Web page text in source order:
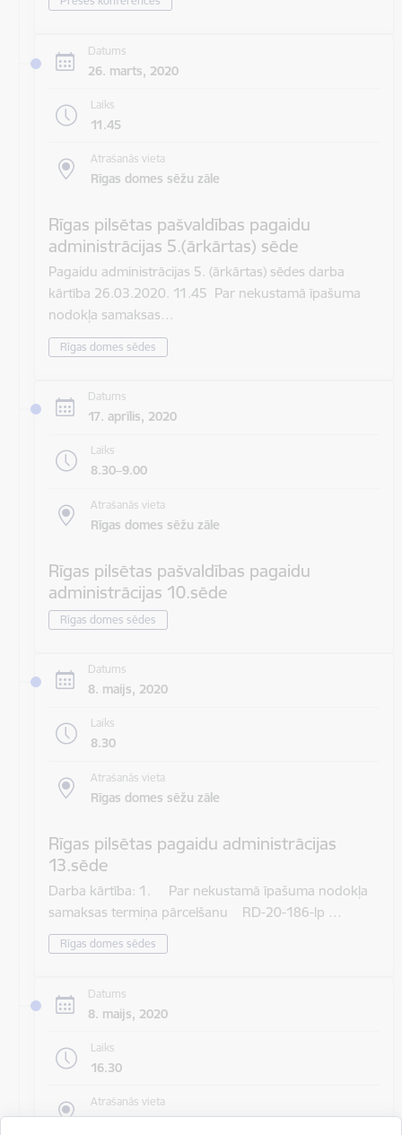
Datums
26. marts, 2020
Laiks
11.45
Atrašanās vieta
Rīgas domes sēžu zāle
Rīgas pilsētas pašvaldības pagaidu
administrācijas 5.(ārkārtas) sēde
Pagaidu administrācijas 5. (ārkārtas) sēdes darba
kārtība 26.03.2020. 11.45 Par nekustamā īpašuma
nodokļa samaksas…
Rīgas domes sēdes
Datums
17. aprīlis, 2020
Laiks
8.30–9.00
Atrašanās vieta
Rīgas domes sēžu zāle
Rīgas pilsētas pašvaldības pagaidu
administrācijas 10.sēde
Rīgas domes sēdes
Datums
8. maijs, 2020
Laiks
8.30
Atrašanās vieta
Rīgas domes sēžu zāle
Rīgas pilsētas pagaidu administrācijas
13.sēde
Darba kārtība: 1. Par nekustamā īpašuma nodokļa
samaksas termiņa pārcelšanu RD-20-186-lp …
Rīgas domes sēdes
Datums
8. maijs, 2020
Laiks
16.30
Atrašanās vieta
Rīgas domes sēžu zāle